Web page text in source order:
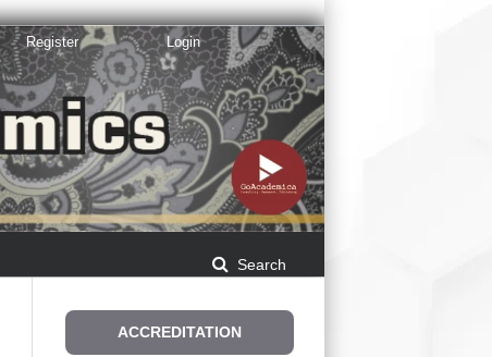
Search
Register Login
ACCREDITATION